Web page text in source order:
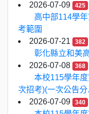
2026-07-09
425
高中部114學
考範圍
2026-07-21
382
彰化縣立和美
2026-07-08
368
本校115學年
次招考)(一次公告分
2026-07-09
340